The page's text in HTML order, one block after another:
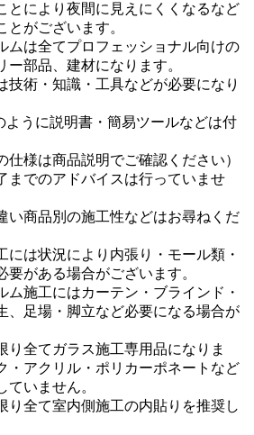
とにより夜間に見えにくくなるなど
とがございます。
ムは全てプロフェッショナル向けの
ー部品、建材になります。
技術・知識・工具などが必要になり
うに説明書・簡易ツールなどは付
仕様は商品説明でご確認ください）
までのアドバイスは行っていませ
い商品別の施工性などはお尋ねくだ
には状況により内張り・モール類・
要がある場合がございます。
ム施工にはカーテン・ブラインド・
、足場・脚立など必要になる場合が
り全てガラス施工専用品になりま
・アクリル・ポリカーポネートなど
ていません。
り全て室内側施工の内貼りを推奨し